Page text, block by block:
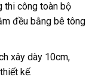
thi công toàn bộ
đều bằng bê tông
xây dày 10cm,
kế.